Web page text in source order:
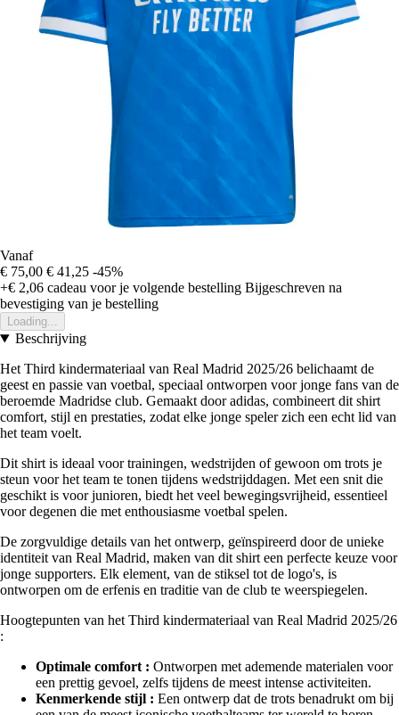
Vanaf
€ 75,00 € 41,25 -45%
+€ 2,06 cadeau voor je volgende bestelling Bijgeschreven na
bevestiging van je bestelling
Loading...
Beschrijving
Het Third kindermateriaal van Real Madrid 2025/26 belichaamt de
geest en passie van voetbal, speciaal ontworpen voor jonge fans van de
beroemde Madridse club. Gemaakt door adidas, combineert dit shirt
comfort, stijl en prestaties, zodat elke jonge speler zich een echt lid van
het team voelt.
Dit shirt is ideaal voor trainingen, wedstrijden of gewoon om trots je
steun voor het team te tonen tijdens wedstrijddagen. Met een snit die
geschikt is voor junioren, biedt het veel bewegingsvrijheid, essentieel
voor degenen die met enthousiasme voetbal spelen.
De zorgvuldige details van het ontwerp, geïnspireerd door de unieke
identiteit van Real Madrid, maken van dit shirt een perfecte keuze voor
jonge supporters. Elk element, van de stiksel tot de logo's, is
ontworpen om de erfenis en traditie van de club te weerspiegelen.
Hoogtepunten van het Third kindermateriaal van Real Madrid 2025/26
:
Optimale comfort : Ontworpen met ademende materialen voor
een prettig gevoel, zelfs tijdens de meest intense activiteiten.
Kenmerkende stijl : Een ontwerp dat de trots benadrukt om bij